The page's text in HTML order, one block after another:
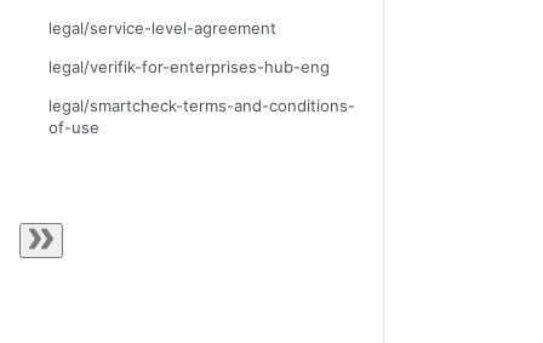
legal/service-level-agreement
legal/verifik-for-enterprises-hub-eng
legal/smartcheck-terms-and-conditions-
of-use